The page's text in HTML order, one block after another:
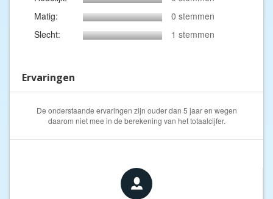
Matig:
0 stemmen
Slecht:
1 stemmen
Ervaringen
De onderstaande ervaringen zijn ouder dan 5 jaar en wegen
daarom niet mee in de berekening van het totaalcijfer.